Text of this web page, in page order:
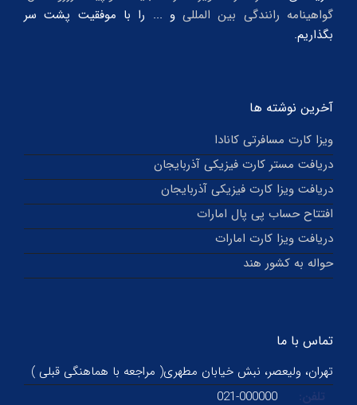
گواهینامه رانندگی بین المللیو ... را با موفقیت پشت سر
بگذاریم.
آخرین نوشته ها
ویزا کارت مسافرتی کانادا
دریافت مستر کارت فیزیکی آذربایجان
دریافت ویزا کارت فیزیکی آذربایجان
افتتاح حساب پی پال امارات
دریافت ویزا کارت امارات
حواله به کشور هند
تماس با ما
تهران، ولیعصر، نبش خیابان مطهری( مراجعه با هماهنگی قبلی )
تلفن:
021-000000